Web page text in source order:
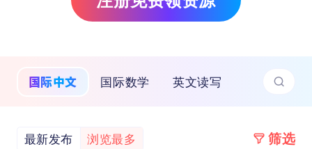
国际中文 国际数学 英文读写
最新发布 浏览最多 筛选